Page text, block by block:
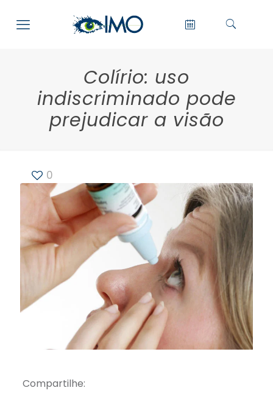
Colírio: uso
indiscriminado pode
prejudicar a visão
0
Compartilhe: